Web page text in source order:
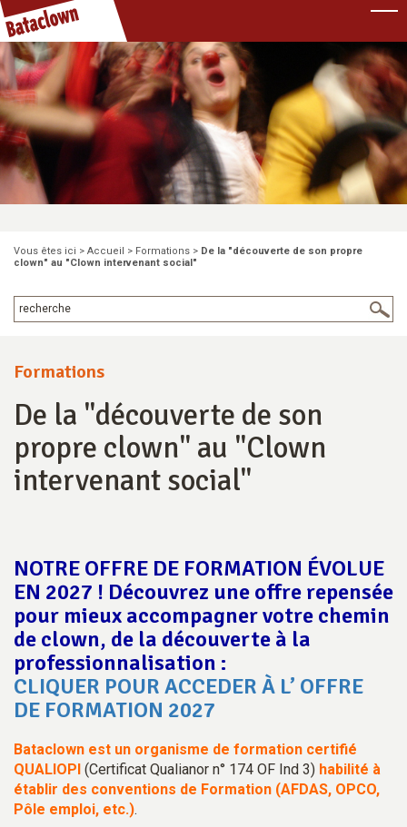
Vous êtes ici > Accueil > Formations > De la "découverte de son propre
clown" au "Clown intervenant social"
Formations
De la "découverte de son
propre clown" au "Clown
intervenant social"
NOTRE OFFRE DE FORMATION ÉVOLUE
EN 2027 ! Découvrez une offre repensée
pour mieux accompagner votre chemin
de clown, de la découverte à la
professionnalisation :
CLIQUER POUR ACCEDER À L’ OFFRE
DE FORMATION 2027
Bataclown est un organisme de formation certifié
QUALIOPI (Certificat Qualianor n° 174 OF Ind 3) habilité à
établir des conventions de Formation (AFDAS, OPCO,
Pôle emploi, etc.).